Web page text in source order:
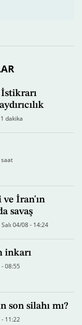
dakika
İran'ın
savaş
Salı 04/08 - 14:24
inkarı
- 08:55
son silahı mı?
11:22